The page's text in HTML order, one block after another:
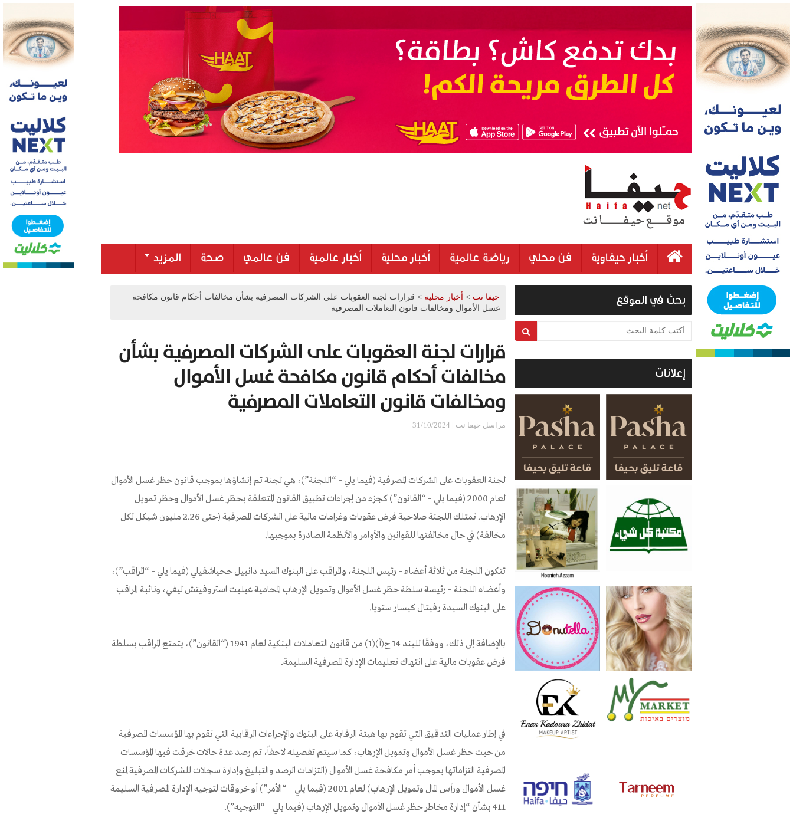
أخبار حيفاوية فن محلي رياضة عالمية أخبار محلية أخبار عالمية فن عالمي صحة المزيد
حيفا نت > أخبار محلية > قرارات لجنة العقوبات على الشركات المصرفية بشأن مخالفات أحكام قانون مكافحة
غسل الأموال ومخالفات قانون التعاملات المصرفية
قرارات لجنة العقوبات على الشركات المصرفية بشأن
مخالفات أحكام قانون مكافحة غسل الأموال
ومخالفات قانون التعاملات المصرفية
مراسل حيفا نت | 31/10/2024
لجنة العقوبات على الشركات المصرفية (فيما يلي – “اللجنة”)، هي لجنة تم إنشاؤها بموجب قانون حظر غسل الأموال
لعام 2000 (فيما يلي – “القانون”) كجزء من إجراءات تطبيق القانون المتعلقة بحظر غسل الأموال وحظر تمويل
الإرهاب. تمتلك اللجنة صلاحية فرض عقوبات وغرامات مالية على الشركات المصرفية (حتى 2.26 مليون شيكل لكل
مخالفة) في حال مخالفتها للقوانين والأوامر والأنظمة الصادرة بموجبها.
تتكون اللجنة من ثلاثة أعضاء – رئيس اللجنة، والمراقب على البنوك السيد دانييل ححياشفيلي (فيما يلي – “المراقب”)،
وأعضاء اللجنة – رئيسة سلطة حظر غسل الأموال وتمويل الإرهاب المحامية عيليت استروفيتش ليفي، ونائبة المراقب
على البنوك السيدة رفيتال كيسار ستويا.
بالإضافة إلى ذلك، ووفقًا للبند 14 ح(أ)(1) من قانون التعاملات البنكية لعام 1941 (“القانون”)، يتمتع المراقب بسلطة
فرض عقوبات مالية على انتهاك تعليمات الإدارة المصرفية السليمة.
في إطار عمليات التدقيق التي تقوم بها هيئة الرقابة على البنوك والإجراءات الرقابية التي تقوم بها المؤسسات المصرفية
من حيث حظر غسل الأموال وتمويل الإرهاب، كما سيتم تفصيله لاحقاً، تم رصد عدة حالات خرقت فيها المؤسسات
المصرفية التزاماتها بموجب أمر مكافحة غسل الأموال (التزامات الرصد والتبليغ وإدارة سجلات للشركات المصرفية لمنع
غسل الأموال ورأس المال وتمويل الإرهاب) لعام 2001 (فيما يلي – “الأمر”) أو خروقات لتوجيه الإدارة المصرفية السليمة
411 بشأن “إدارة مخاطر حظر غسل الأموال وتمويل الإرهاب (فيما يلي – “التوجيه”).
بحث في الموقع
أكتب كلمة البحث ...
إعلانات